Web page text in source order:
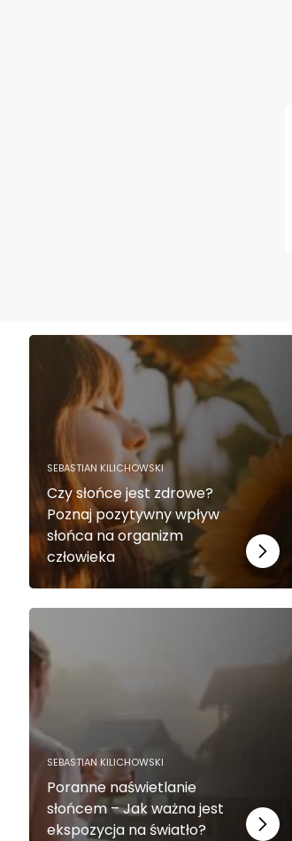
SEBASTIAN KILICHOWSKI
Czy słońce jest zdrowe?
Poznaj pozytywny wpływ
słońca na organizm
człowieka
SEBASTIAN KILICHOWSKI
Poranne naświetlanie
słońcem – Jak ważna jest
ekspozycja na światło?